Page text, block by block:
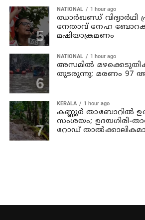
NATIONAL 1 hour ago
ഝാര്‍ഖണ്ഡ്
നേതാവ് നേഹ
മഷിയാക്രമണം
NATIONAL 1 hour ago
അസമില്‍
തുടരുന്നു; മരണം 97
KERALA 1 hour ago
കണ്ണൂര്‍ താബോറില്‍
സംശയം; ഉദയഗിരി-
റോഡ്